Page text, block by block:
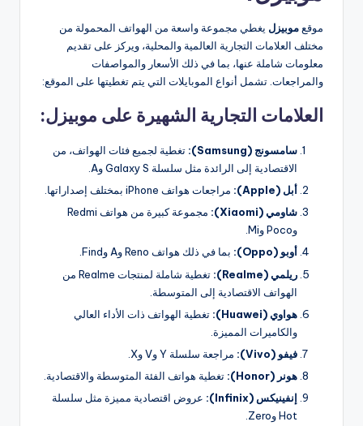
موقع موبيزل يغطي مجموعة واسعة من الهواتف المحمولة من
مختلف العلامات التجارية العالمية والمحلية، ويركز على تقديم
معلومات شاملة عنها، بما في ذلك الأسعار والمواصفات
والمراجعات. تشمل أنواع الموبايلات التي يتم تغطيتها على الموقع:
العلامات التجارية الشهيرة على موبيزل:
سامسونج (Samsung):
تغطية لجميع فئات الهواتف، من
الاقتصادية إلى الرائدة مثل سلسلة Galaxy S وA.
أبل (Apple):
مراجعات هواتف iPhone بمختلف إصداراتها.
شاومي (Xiaomi):
مجموعة كبيرة من هواتف Redmi
وPoco وMi.
أوبو (Oppo):
بما في ذلك هواتف Reno وA وFind.
ريلمي (Realme):
تغطية شاملة لمنتجات Realme من
الهواتف الاقتصادية إلى المتوسطة.
هواوي (Huawei):
تغطية الهواتف ذات الأداء العالي
والكاميرات المميزة.
فيفو (Vivo):
مراجعة سلسلة Y وV وX.
هونر (Honor):
تغطية هواتف الفئة المتوسطة والاقتصادية.
إنفينيكس (Infinix):
عروض اقتصادية مميزة مثل سلسلة
Hot وZero.